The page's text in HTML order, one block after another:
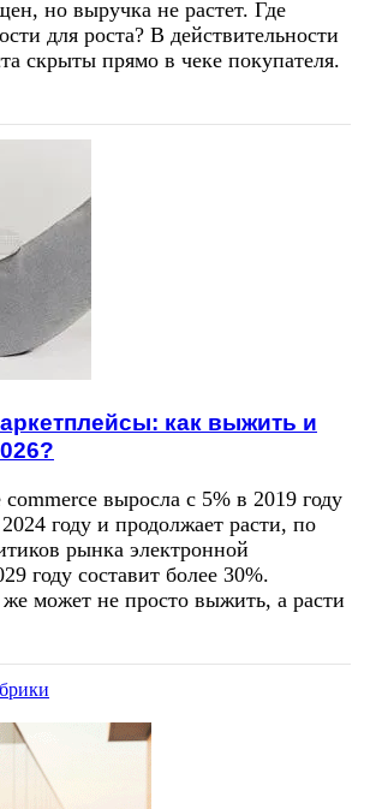
но выручка не растет. Где
для роста? В действительности
скрыты прямо в чеке покупателя.
как выжить и
выросла с 5% в 2019 году
году и продолжает расти, по
рынка электронной
году составит более 30%.
может не просто выжить, а расти